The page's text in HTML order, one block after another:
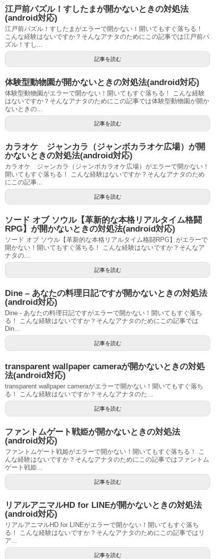
江戸前パズル！すしたまが開かないときの対処法
(android対応)
江戸前パズル！すしたまがエラーで開かない！開いてもすぐ落ちる！
こんな経験はないですか？そんなアナタのためにこの記事では江戸前パ
ズル！すし...
記事を読む
体験型動物園が開かないときの対処法(android対応)
体験型動物園がエラーで開かない！開いてもすぐ落ちる！ こんな経験
はないですか？そんなアナタのためにこの記事では体験型動物園が開か
ないときの...
記事を読む
カラオケ ジャンカラ（ジャンボカラオケ広場）が開
かないときの対処法(android対応)
カラオケ ジャンカラ（ジャンボカラオケ広場）がエラーで開かない！
開いてもすぐ落ちる！ こんな経験はないですか？そんなアナタのため
にこの記事...
記事を読む
ソード オブ ソウル【革新的な本格リアルタイム格闘
RPG】が開かないときの対処法(android対応)
ソード オブ ソウル【革新的な本格リアルタイム格闘RPG】がエラーで
開かない！開いてもすぐ落ちる！ こんな経験はないですか？そんなア
ナタの...
記事を読む
Dine – あなたの料理日記ですが開かないときの対処法
(android対応)
Dine - あなたの料理日記ですがエラーで開かない！開いてもすぐ落ち
る！ こんな経験はないですか？そんなアナタのためにこの記事では
Din...
記事を読む
transparent wallpaper cameraが開かないときの対処
法(android対応)
transparent wallpaper cameraがエラーで開かない！開いてもすぐ落ち
る！ こんな経験はないですか？そんなアナタのた...
記事を読む
ファントムゲート戦姫が開かないときの対処法
(android対応)
ファントムゲート戦姫がエラーで開かない！開いてもすぐ落ちる！ こ
んな経験はないですか？そんなアナタのためにこの記事ではファントム
ゲート戦姫...
記事を読む
リアルアニマルHD for LINEが開かないときの対処法
(android対応)
リアルアニマルHD for LINEがエラーで開かない！開いてもすぐ落ち
る！ こんな経験はないですか？そんなアナタのためにこの記事ではリ
ア...
記事を読む